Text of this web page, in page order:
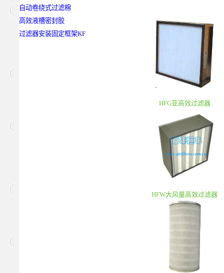
自动卷绕式过滤棉
高效液槽密封胶
过滤器安装固定框架KF
HFG亚高效过滤器
HFW大风量高效过滤器